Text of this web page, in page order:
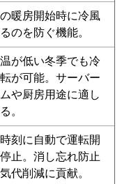
PLZX-ERMP112H2
PLZX-
PLZX-
PLZX-ERMP112EZ
PLZX-
PLZX-HRMP112EY
PLZX-
PLZX-ERMP112EY
PLZX-
暖房開始時に冷風
のを防ぐ機能。
が低い冬季でも冷
が可能。サーバー
や厨房用途に適し
。
刻に自動で運転開
止。消し忘れ防止
代削減に貢献。